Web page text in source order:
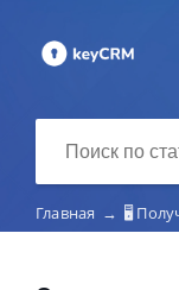
Главная → 🖥️ Получение